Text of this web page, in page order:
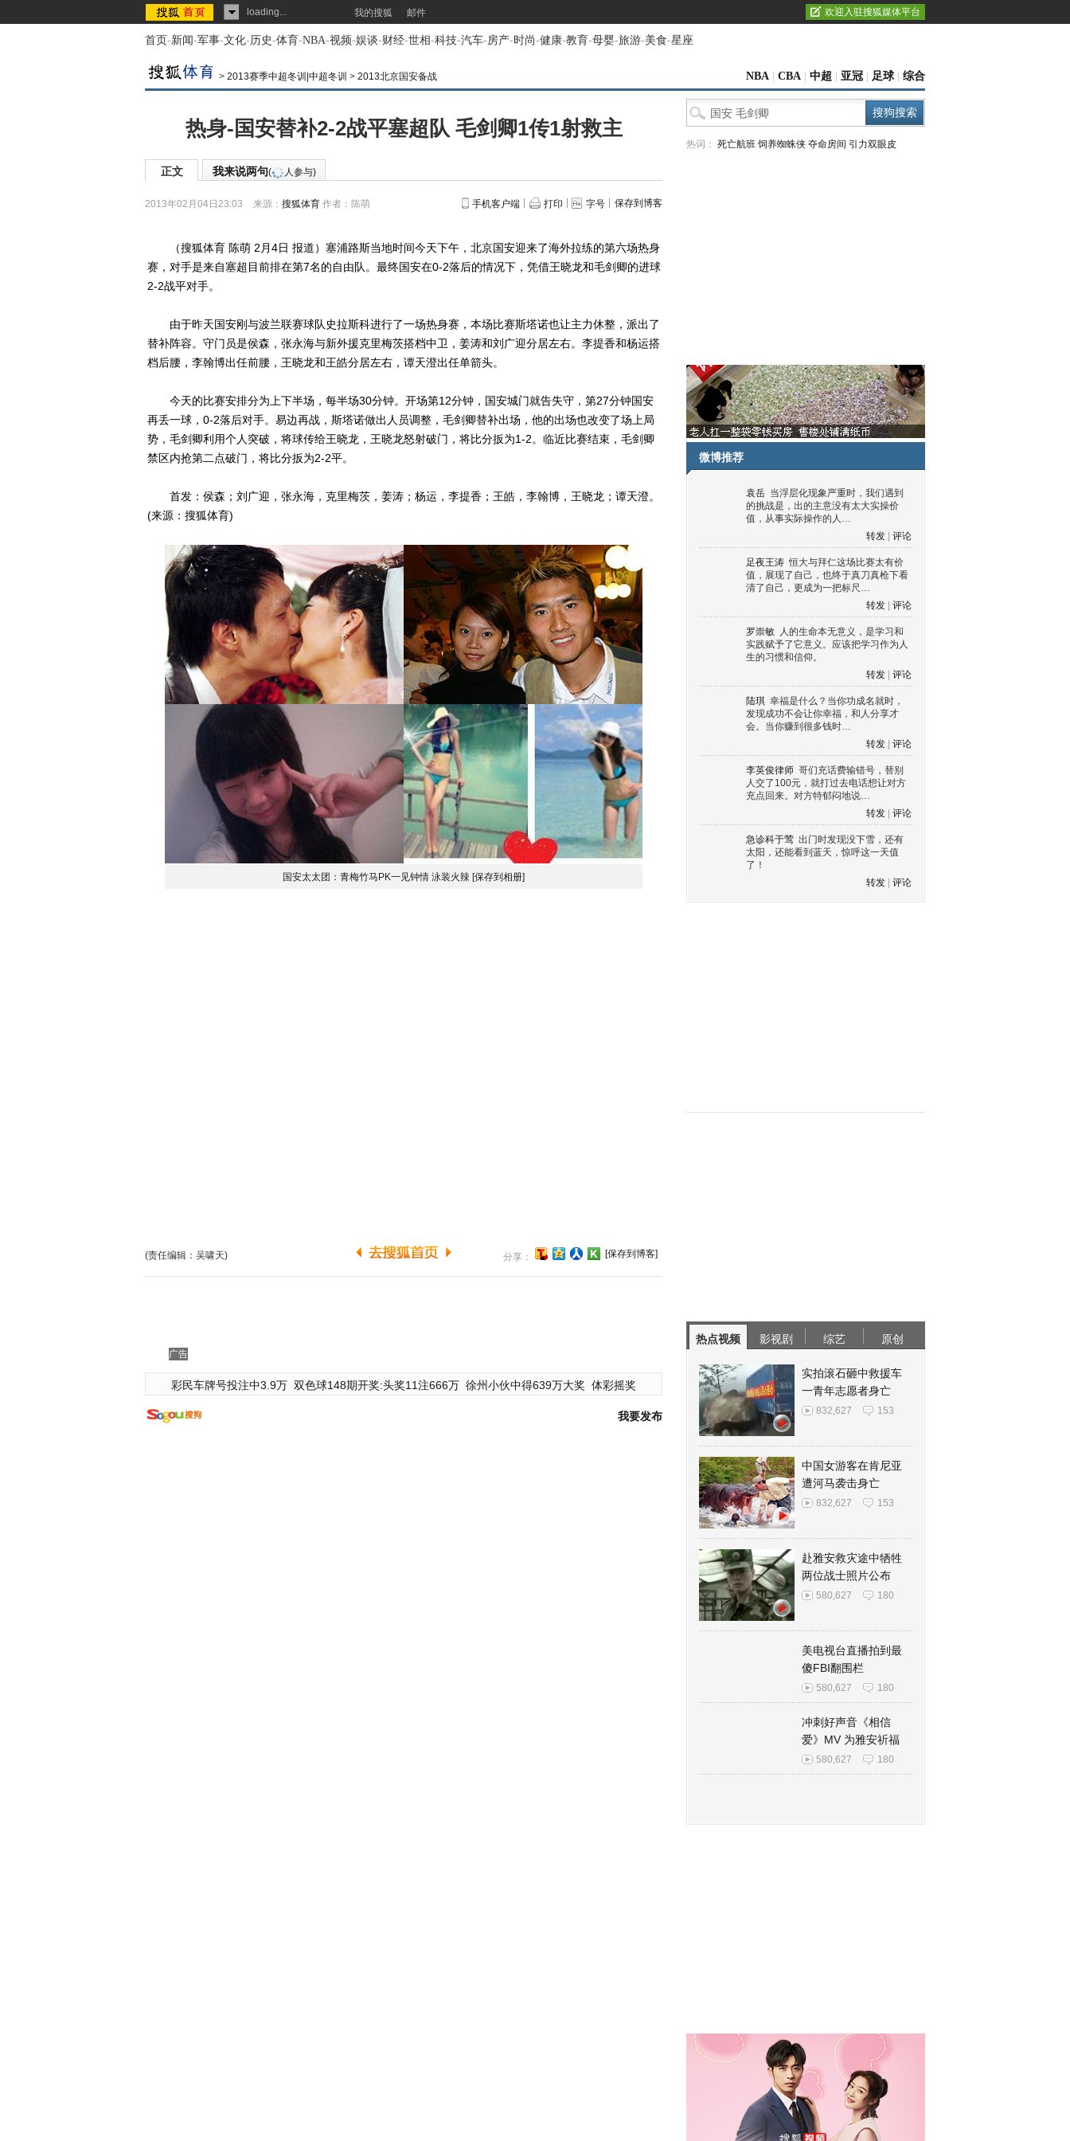
loading... 我的搜狐 邮件 欢迎入驻搜狐媒体平台
首页-新闻-军事-文化-历史-体育-NBA-视频-娱谈-财经-世相-科技-汽车-房产-时尚-健康-教育-母婴-旅游-美食-星座
> 2013赛季中超冬训|中超冬训 > 2013北京国安备战 NBA CBA 中超 亚冠 足球 综合
热身-国安替补2-2战平塞超队 毛剑卿1传1射救主
正文 我来说两句( 人参与)
2013年02月04日23:03 来源： 搜狐体育 作者：陈萌 手机客户端 打印 字号 保存到博客
（搜狐体育 陈萌 2月4日 报道）塞浦路斯当地时间今天下午，北京国安迎来了海外拉练的第六场热身
赛，对手是来自塞超目前排在第7名的自由队。最终国安在0-2落后的情况下，凭借王晓龙和毛剑卿的进球
2-2战平对手。
由于昨天国安刚与波兰联赛球队史拉斯科进行了一场热身赛，本场比赛斯塔诺也让主力休整，派出了
替补阵容。守门员是侯森，张永海与新外援克里梅茨搭档中卫，姜涛和刘广迎分居左右。李提香和杨运搭
档后腰，李翰博出任前腰，王晓龙和王皓分居左右，谭天澄出任单箭头。
今天的比赛安排分为上下半场，每半场30分钟。开场第12分钟，国安城门就告失守，第27分钟国安
再丢一球，0-2落后对手。易边再战，斯塔诺做出人员调整，毛剑卿替补出场，他的出场也改变了场上局
势，毛剑卿利用个人突破，将球传给王晓龙，王晓龙怒射破门，将比分扳为1-2。临近比赛结束，毛剑卿
禁区内抢第二点破门，将比分扳为2-2平。
首发：侯森；刘广迎，张永海，克里梅茨，姜涛；杨运，李提香；王皓，李翰博，王晓龙；谭天澄。
(来源：搜狐体育)
国安太太团：青梅竹马PK一见钟情 泳装火辣 [保存到相册]
(责任编辑：吴啸天) 分享： [保存到博客]
广告
彩民车牌号投注中3.9万 双色球148期开奖:头奖11注666万 徐州小伙中得639万大奖 体彩摇奖
我要发布
热词： 死亡航班 饲养蜘蛛侠 夺命房间 引力双眼皮
微博推荐
袁岳 当浮层化现象严重时，我们遇到
的挑战是，出的主意没有太大实操价
值，从事实际操作的人…
转发
评论
足夜王涛 恒大与拜仁这场比赛太有价
值，展现了自己，也终于真刀真枪下看
清了自己，更成为一把标尺…
转发
评论
罗崇敏 人的生命本无意义，是学习和
实践赋予了它意义。应该把学习作为人
生的习惯和信仰。
转发
评论
陆琪 幸福是什么？当你功成名就时，
发现成功不会让你幸福，和人分享才
会。当你赚到很多钱时…
转发
评论
李英俊律师 哥们充话费输错号，替别
人交了100元，就打过去电话想让对方
充点回来。对方特郁闷地说…
转发
评论
急诊科于莺 出门时发现没下雪，还有
太阳，还能看到蓝天，惊呼这一天值
了！
转发
评论
热点视频 影视剧 综艺 原创
实拍滚石砸中救援车
一青年志愿者身亡
832,627 153
中国女游客在肯尼亚
遭河马袭击身亡
832,627 153
赴雅安救灾途中牺牲
两位战士照片公布
580,627 180
美电视台直播拍到最
傻FBI翻围栏
580,627 180
冲刺好声音《相信
爱》MV 为雅安祈福
580,627 180